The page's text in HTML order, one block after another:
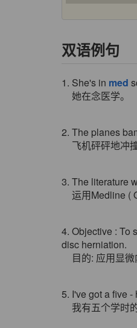
双语例句
1. She's in med
她在念医学。
2. The planes
飞机砰砰地冲
3. The literature
运用Medline (
4. Objective : To
disc herniation.
目的: 应用显
5. I've got a five
我有五个学时